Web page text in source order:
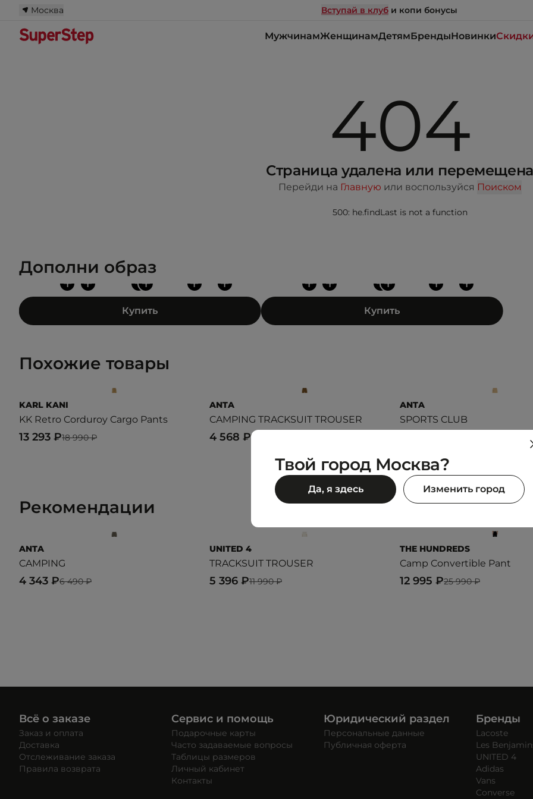
Москва Вступай в клуб и копи бонусы
МужчинамЖенщинамДетямБрендыНовинки
404
Страница удалена или перемещена
Перейди на Главную или воспользуйся Поиском
500: he.findLast is not a function
Дополни образ
+
+
+ + +
+
Купить
+
+
+ + +
+
Купить
Похожие товары
KARL KANI
KK Retro Corduroy Cargo Pants
18 990 ₽
13 293 ₽
ANTA
CAMPING TRACKSUIT TROUSER
7 090 ₽
4 568 ₽
ANTA
SPORTS CLUB
Рекомендации
ANTA
CAMPING
6 490 ₽
4 343 ₽
UNITED 4
TRACKSUIT TROUSER
11 990 ₽
5 396 ₽
THE HUNDREDS
Camp Convertible Pant
25 990 ₽
12 995 ₽
Всё о заказе
Заказ и оплата
Доставка
Отслеживание заказа
Правила возврата
Сервис и помощь
Подарочные карты
Часто задаваемые вопросы
Таблицы размеров
Личный кабинет
Контакты
Юридический раздел
Персональные данные
Публичная оферта
Бренды
Lacoste
Les
UNITED 4
Adidas
Vans
Converse
Твой город Москва?
Да, я здесь Изменить город